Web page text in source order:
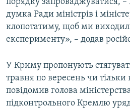
думка Ради міністрів і
клопотатиму, щоб ми
експерименту», – додав
У Криму пропонують
травня по вересень чи тільки
повідомив голова
підконтрольного Кремлю